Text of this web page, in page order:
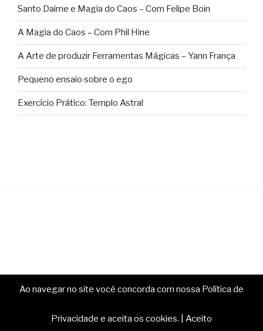
Santo Daime e Magia do Caos – Com Felipe Boin
A Magia do Caos – Com Phil Hine
A Arte de produzir Ferramentas Mágicas – Yann França
Pequeno ensaio sobre o ego
Exercício Prático: Templo Astral
Ao navegar no site você concorda com nossa Política de
Privacidade e aceita os cookies. Aceito
reservados.